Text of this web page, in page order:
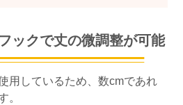
ックで丈の微調整が可能
用しているため、数cmであれ
。